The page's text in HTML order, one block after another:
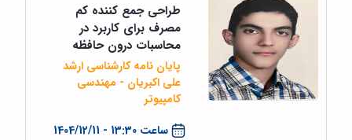
ساعت 13:30 - 1404/12/11
طراحی جمع کننده کم
مصرف برای کاربرد در
محاسبات درون حافظه
پایان نامه کارشناسی ارشد
علی اکبریان - مهندسی
کامپیوتر